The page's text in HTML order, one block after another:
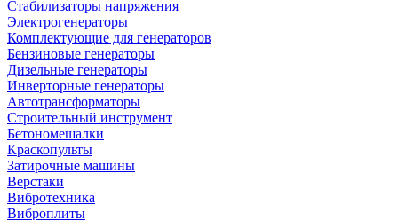
Стабилизаторы напряжения
Электрогенераторы
Комплектующие для генераторов
Бензиновые генераторы
Дизельные генераторы
Инверторные генераторы
Автотрансформаторы
Строительный инструмент
Бетономешалки
Краскопульты
Затирочные машины
Верстаки
Вибротехника
Виброплиты